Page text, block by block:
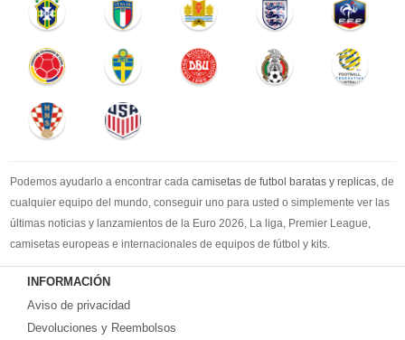
Podemos ayudarlo a encontrar cada camisetas de futbol baratas y replicas , de
cualquier equipo del mundo, conseguir uno para usted o simplemente ver las
últimas noticias y lanzamientos de la Euro 2026, La liga, Premier League,
camisetas europeas e internacionales de equipos de fútbol y kits.
Comprecamisetas de futbol baratasen la tienda deportiva más grande de
Europa. ¡Grandes ofertas en todas las camisetas del club de fútbol, ​​kits
europeos e internacionales, todo a los precios más bajos!
Compre nuestra gran selección de
INFORMACIÓN
Aviso de privacidad
Devoluciones y Reembolsos